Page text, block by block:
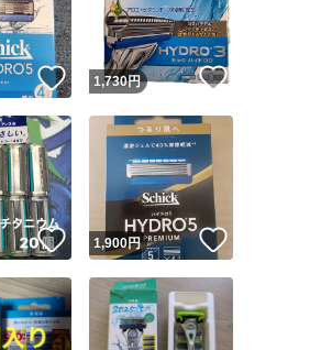
いいね！
1,730円
いいね！
1,900円